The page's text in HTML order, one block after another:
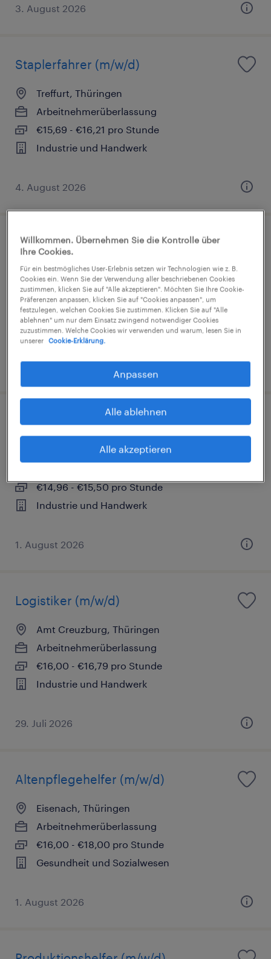
3. August 2026
Staplerfahrer (m/w/d)
Treffurt, Thüringen
Arbeitnehmerüberlassung
€15,69 - €16,21 pro Stunde
Industrie und Handwerk
4. August 2026
Produktionsmitarbeiter (m/w/d)
Treffurt, Thüringen
Arbeitnehmerüberlassung
€16,00 - €16,01 pro Stunde
Industrie und Handwerk
4. August 2026
Lagerhelfer (m/w/d)
Treffurt, Thüringen
€14,96 - €15,50 pro Stunde
Industrie und Handwerk
1. August 2026
Logistiker (m/w/d)
Amt Creuzburg, Thüringen
Arbeitnehmerüberlassung
€16,00 - €16,79 pro Stunde
Industrie und Handwerk
29. Juli 2026
Altenpflegehelfer (m/w/d)
Eisenach, Thüringen
Arbeitnehmerüberlassung
€16,00 - €18,00 pro Stunde
Gesundheit und Sozialwesen
1. August 2026
Willkommen. Übernehmen Sie die Kontrolle über
Ihre Cookies.
Für ein bestmögliches User-Erlebnis setzen wir Technologien wie z. B.
Cookies ein. Wenn Sie der Verwendung aller beschriebenen Cookies
zustimmen, klicken Sie auf "Alle akzeptieren". Möchten Sie Ihre Cookie-
Präferenzen anpassen, klicken Sie auf "Cookies anpassen", um
festzulegen, welchen Cookies Sie zustimmen. Klicken Sie auf "Alle
ablehnen" um nur dem Einsatz zwingend notwendiger Cookies
zuzustimmen. Welche Cookies wir verwenden und warum, lesen Sie in
unserer
Cookie-Erklärung.
Anpassen
Alle ablehnen
Alle akzeptieren